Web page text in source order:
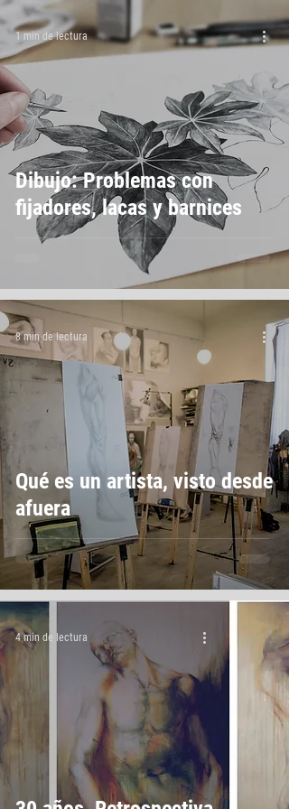
Dibujo: Problemas con
fijadores, lacas y barnices
1 min de lectura
Qué es un artista, visto desde
afuera
8 min de lectura
4 min de lectura